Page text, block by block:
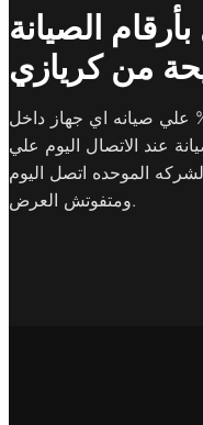
الصيانة
من كريازي
50% علي صيانه اي جهاز داخل
عند الاتصال اليوم علي
الموحده اتصل اليوم
ومتفوتش العرض.​